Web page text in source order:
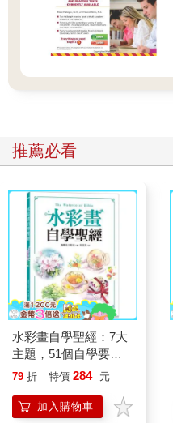
推薦必看
水彩畫自學聖經：7大
主題，51個自學要
點，一本最全面的水彩
79 折 特價 284 元
加入購物車